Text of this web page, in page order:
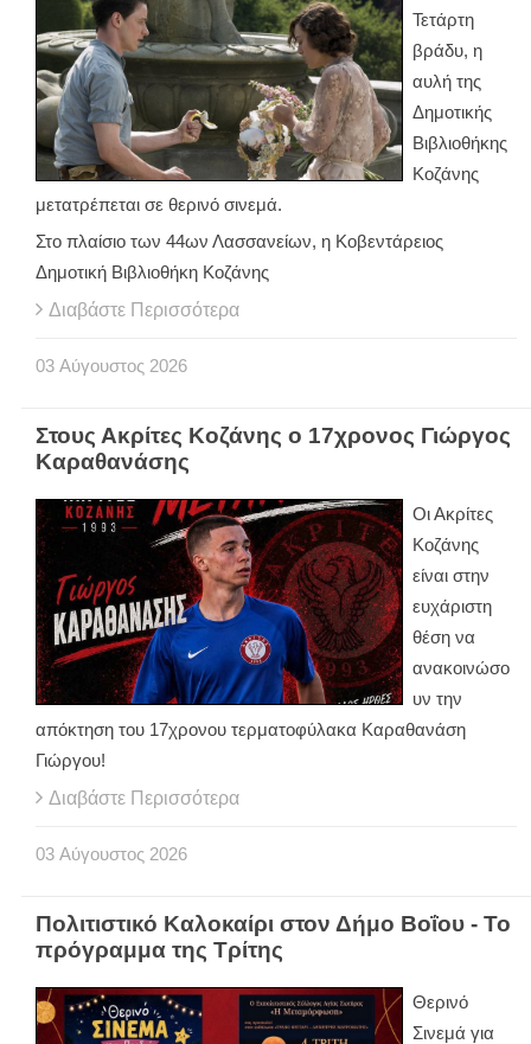
Τετάρτη
βράδυ, η
αυλή της
Δημοτικής
Βιβλιοθήκης
Κοζάνης
μετατρέπεται σε θερινό σινεμά.
Στο πλαίσιο των 44ων Λασσανείων, η Κοβεντάρειος
Δημοτική Βιβλιοθήκη Κοζάνης
Διαβάστε Περισσότερα
03 Αύγουστος 2026
Στους Ακρίτες Κοζάνης ο 17χρονος Γιώργος
Καραθανάσης
Οι Ακρίτες
Κοζάνης
είναι στην
ευχάριστη
θέση να
ανακοινώσο
υν την
απόκτηση του 17χρονου τερματοφύλακα Καραθανάση
Γιώργου!
Διαβάστε Περισσότερα
03 Αύγουστος 2026
Πολιτιστικό Καλοκαίρι στον Δήμο Βοΐου - Το
πρόγραμμα της Τρίτης
Θερινό
Σινεμά για